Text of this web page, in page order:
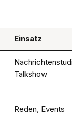
Einsatz
Nachrichtenstudio,
Talkshow
Reden, Events